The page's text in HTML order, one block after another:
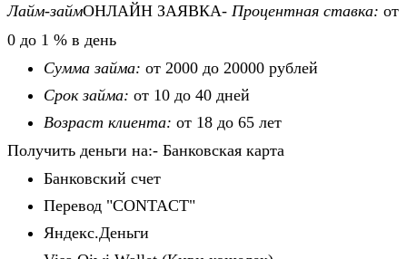
Лайм-займОНЛАЙН ЗАЯВКА- Процентная ставка: от
0 до 1 % в день
Сумма займа: от 2000 до 20000 рублей
Срок займа: от 10 до 40 дней
Возраст клиента: от 18 до 65 лет
Получить деньги на:- Банковская карта
Банковский счет
Перевод "CONTACT"
Яндекс.Деньги